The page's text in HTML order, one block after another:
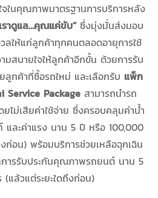
ในคุณภาพมาตรฐานการบริการหลัง
ราดูแล…คุณแค่ขับ” ซึ่งมุ่งมั่นส่งมอบ
ลให้แก่ลูกค้าทุกคนตลอดอายุการใช้
สบายใจให้ลูกค้าอีกขั้น ด้วยการรับ
กค้าที่ซื้อรถใหม่ และเลือกรับ แพ็ก
Service Package สามารถนำรถ
ดยไม่เสียค่าใช้จ่าย ซึ่งครอบคลุมค่าน้ำ
และค่าแรง นาน 5 ปี หรือ 100,000
ก่อน) พร้อมบริการช่วยเหลือฉุกเฉิน
ารรับประกันคุณภาพรถยนต์ นาน 5
แล้วแต่ระยะใดถึงก่อน)